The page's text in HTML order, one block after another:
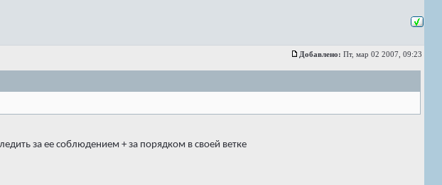
Добавлено: Пт, мар 02 2007, 09:23
за ее соблюдением + за порядком в своей ветке